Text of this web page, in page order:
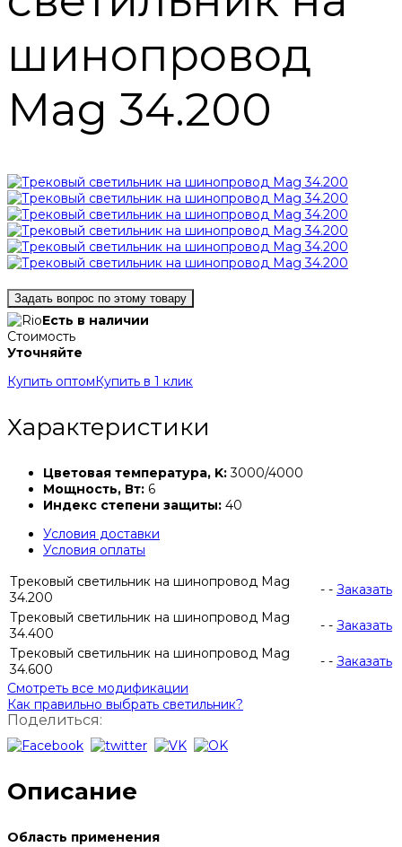
шинопровод
Mag 34.200
Задать вопрос по этому товару
Есть в наличии
Стоимость
Уточняйте
Купить оптом Купить в 1 клик
Характеристики
Цветовая температура, K:3000/4000
Мощность, Вт: 6
Индекс степени защиты: 40
Условия доставки
Условия оплаты
Трековый светильник на шинопровод Mag
34.200
- - Заказать
Трековый светильник на шинопровод Mag
34.400
- - Заказать
Трековый светильник на шинопровод Mag
34.600
- - Заказать
Смотреть все модификации
Как правильно выбрать светильник?
Поделиться:
Описание
Область применения